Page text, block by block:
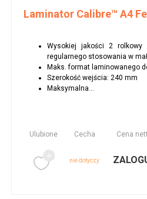
Laminator Calibre™ A4
Wysokiej jakości 2 rolkowy
regularnego stosowania w
Maks. format laminowanego
Szerokość wejścia: 240 mm
Maksymalna...
Ulubione Cecha Cena
nie dotyczy